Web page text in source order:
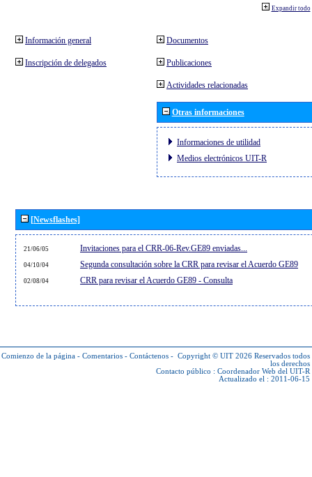
Expandir todo
Información general
Inscripción de delegados
Documentos
Publicaciones
Actividades relacionadas
Otras informaciones
Informaciones de utilidad
Medios electrónicos UIT-R
[Newsflashes]
21/06/05 Invitaciones para el CRR-06-Rev.GE89 enviadas...
04/10/04 Segunda consultación sobre la CRR para revisar el Acuerdo GE89
02/08/04 CRR para revisar el Acuerdo GE89 - Consulta
Comienzo de la página - Comentarios - Contáctenos - Copyright © UIT 2026 Reservados todos
los derechos
Contacto público : Coordenador Web del UIT-R
Actualizado el : 2011-06-15